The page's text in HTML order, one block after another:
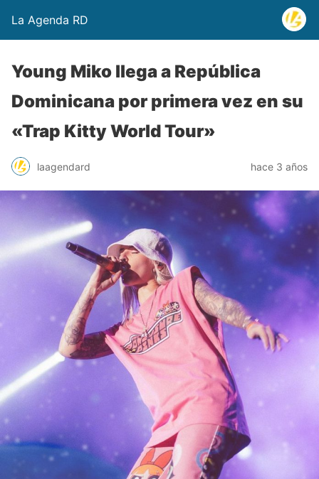
La Agenda RD
Young Miko llega a República
Dominicana por primera vez en su
«Trap Kitty World Tour»
laagendard hace 3 años